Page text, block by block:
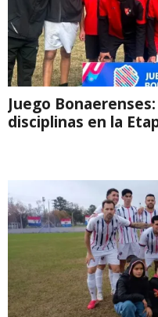
Juego
disciplinas en la